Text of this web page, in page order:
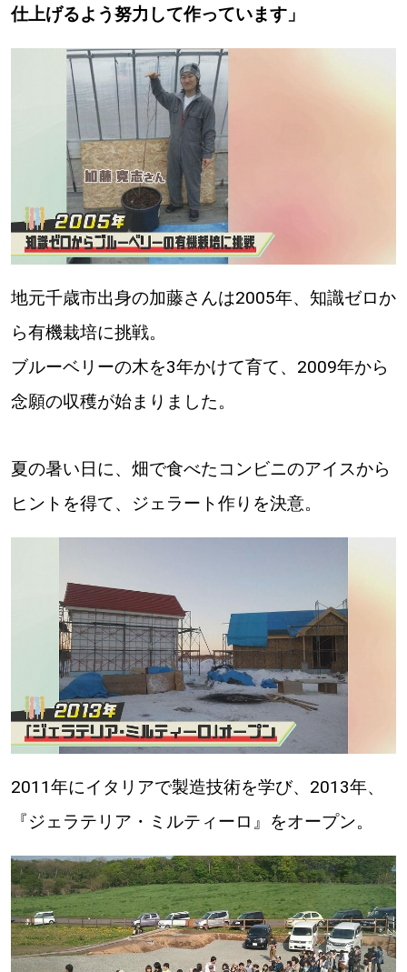
北海道で暮らす、あなたとつくる、
パートナーメディア
運営会社 広告掲載
情報提供・お問い合わせ 利用規約
プライバシーポリシー
閉じる
【暮らしの知恵を身につけたい】
【札幌のお気に入りを見つけたい】
【道央のお気に入りを見つけたい】
【道北のお気に入りを見つけたい】
【道東のお気に入りを見つけたい】
仕上げるよう努力して作っています」
地元千歳市出身の加藤さんは2005年、知識ゼロか
ら有機栽培に挑戦。
ブルーベリーの木を3年かけて育て、2009年から
念願の収穫が始まりました。
夏の暑い日に、畑で食べたコンビニのアイスから
ヒントを得て、ジェラート作りを決意。
2011年にイタリアで製造技術を学び、2013年、
『ジェラテリア・ミルティーロ』をオープン。